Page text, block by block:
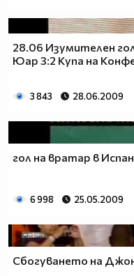
28.06 Изумителен
Юар 3:2 Купа на
3 843 28.06.2009
гол на вратар в
6 998 25.05.2009
Сбогуването на